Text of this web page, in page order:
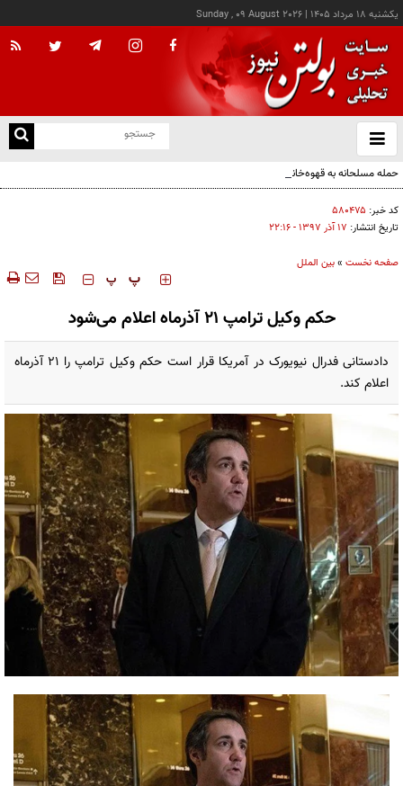
يکشنبه ۱۸ مرداد ۱۴۰۵ |
Sunday , 09 August 2026
باز
و
حمله مسلحانه به قهوه‌خانه‌ای در زاهدان؛ ۲ نفر جان باختند
کد خبر: ۵۸۰۴۷۵
تاریخ انتشار: ۱۷ آذر ۱۳۹۷ - ۲۲:۱۶
صفحه نخست »بین الملل
‍‍‍ پ پ
حکم وکیل ترامپ ۲۱ آذرماه اعلام می‌شود
دادستانی فدرال نیویورک در آمریکا قرار است حکم وکیل ترامپ را ۲۱ آذرماه
اعلام کند.